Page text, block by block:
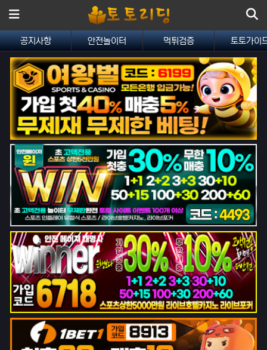
메뉴
공지사항 안전놀이터 먹튀검증 토토가이